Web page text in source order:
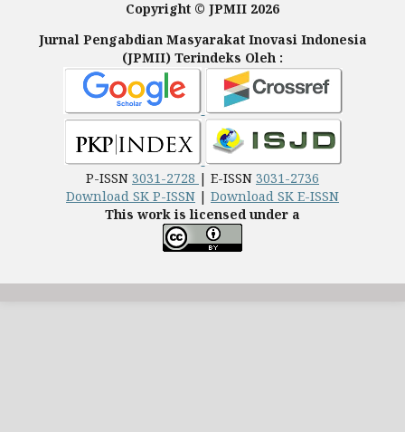
Copyright © JPMII 2026
Jurnal Pengabdian Masyarakat Inovasi Indonesia
(JPMII) Terindeks Oleh :
P-ISSN 3031-2728 | E-ISSN 3031-2736
Download SK P-ISSN | Download SK E-ISSN
This work is licensed under a